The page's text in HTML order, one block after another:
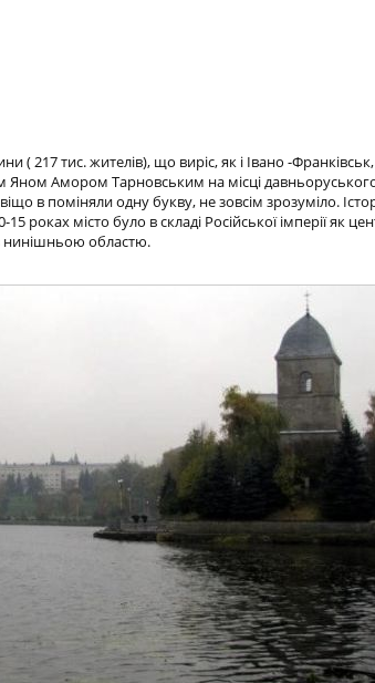
( 217 тис. жителів), що виріс, як і Івано -Франківськ,
Яном Амором Тарновським на місці
в поміняли одну букву, не зовсім зрозуміло.
роках місто було в складі Російської імперії як
нинішньою областю.